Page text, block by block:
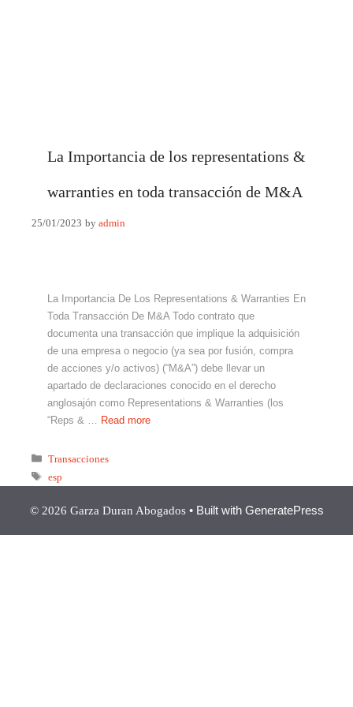
La Importancia de los representations &
warranties en toda transacción de M&A
25/01/2023 by admin
La Importancia De Los Representations & Warranties En
Toda Transacción De M&A Todo contrato que
documenta una transacción que implique la adquisición
de una empresa o negocio (ya sea por fusión, compra
de acciones y/o activos) (“M&A”) debe llevar un
apartado de declaraciones conocido en el derecho
anglosajón como Representations & Warranties (los
“Reps & … Read more
Transacciones
esp
© 2026 Garza Duran Abogados• Built with GeneratePress